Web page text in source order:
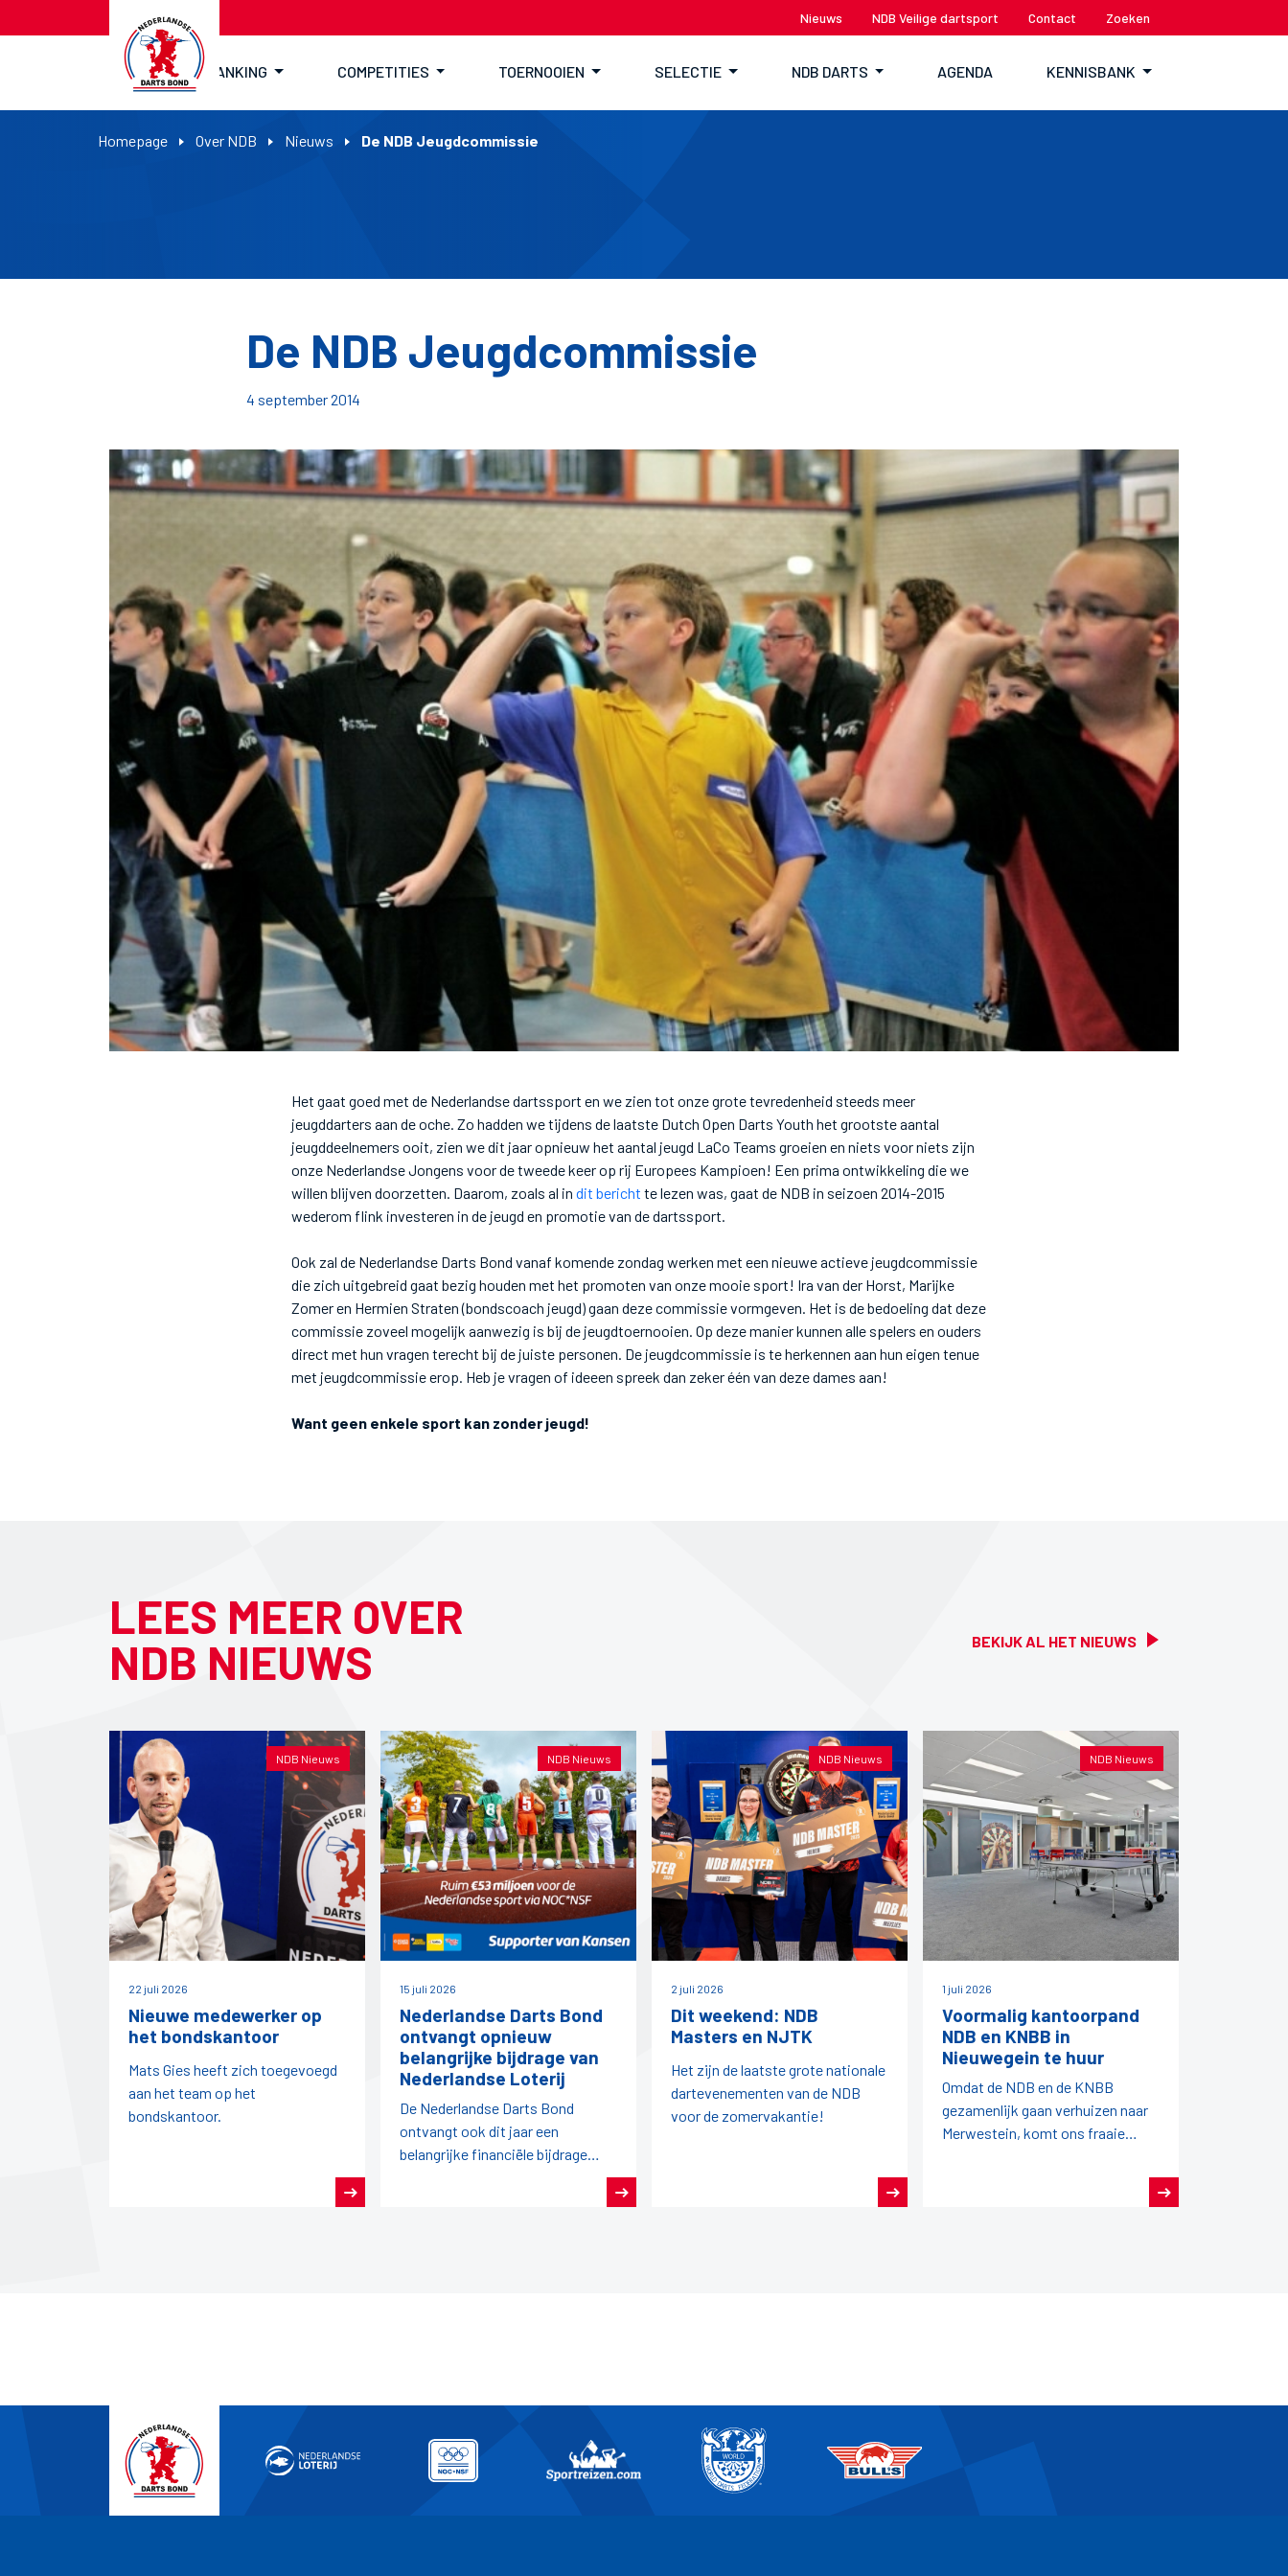
Nieuws NDB Veilige dartsport Contact Zoeken
RANKING COMPETITIES TOERNOOIEN SELECTIE NDB DARTS AGENDA KENNISBANK
Homepage Over NDB Nieuws De NDB Jeugdcommissie
De NDB Jeugdcommissie
4 september 2014
Het gaat goed met de Nederlandse dartssport en we zien tot onze grote tevredenheid steeds meer
jeugddarters aan de oche. Zo hadden we tijdens de laatste Dutch Open Darts Youth het grootste aantal
jeugddeelnemers ooit, zien we dit jaar opnieuw het aantal jeugd LaCo Teams groeien en niets voor niets zijn
onze Nederlandse Jongens voor de tweede keer op rij Europees Kampioen! Een prima ontwikkeling die we
willen blijven doorzetten. Daarom, zoals al in dit bericht te lezen was, gaat de NDB in seizoen 2014-2015
wederom flink investeren in de jeugd en promotie van de dartssport.
Ook zal de Nederlandse Darts Bond vanaf komende zondag werken met een nieuwe actieve jeugdcommissie
die zich uitgebreid gaat bezig houden met het promoten van onze mooie sport! Ira van der Horst, Marijke
Zomer en Hermien Straten (bondscoach jeugd) gaan deze commissie vormgeven. Het is de bedoeling dat deze
commissie zoveel mogelijk aanwezig is bij de jeugdtoernooien. Op deze manier kunnen alle spelers en ouders
direct met hun vragen terecht bij de juiste personen. De jeugdcommissie is te herkennen aan hun eigen tenue
met jeugdcommissie erop. Heb je vragen of ideeen spreek dan zeker één van deze dames aan!
Want geen enkele sport kan zonder jeugd!
LEES MEER OVER
NDB NIEUWS
BEKIJK AL HET NIEUWS
NDB Nieuws
22 juli 2026
Nieuwe medewerker op
het bondskantoor
Mats Gies heeft zich toegevoegd
aan het team op het
bondskantoor.
NDB Nieuws
15 juli 2026
Nederlandse Darts Bond
ontvangt opnieuw
belangrijke bijdrage van
Nederlandse Loterij
De Nederlandse Darts Bond
ontvangt ook dit jaar een
belangrijke financiële bijdrage
NDB Nieuws
2 juli 2026
Dit weekend: NDB
Masters en NJTK
Het zijn de laatste grote nationale
dartevenementen van de NDB
voor de zomervakantie!
NDB Nieuws
1 juli 2026
Voormalig kantoorpand
NDB en KNBB in
Nieuwegein te huur
Omdat de NDB en de KNBB
gezamenlijk gaan verhuizen naar
Merwestein, komt ons fraaie